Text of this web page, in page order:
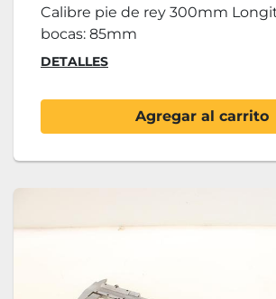
Calibre pie de rey 300mm
bocas: 85mm
DETALLES
Agregar al carrito